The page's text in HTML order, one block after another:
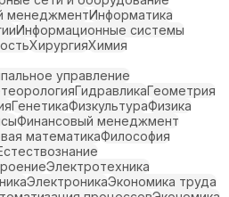
менеджментИнформатика
Информационные системы
ХирургияХимия
управление
ГидравликаГеометрия
ГенетикаФизкультураФизика
Финансовый менеджмент
математикаФилософия
Электротехника
ЭлектроникаЭкономика труда